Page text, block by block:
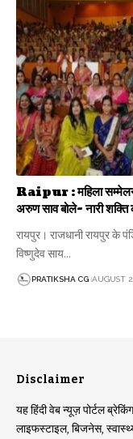
Raipur : महिला सम्मेलन
अरुण साव बोले- नारी शक्ति
रायपुर। राजधानी रायपुर के
विष्णुदेव साय…
PRATIKSHA CG AUGUST
Disclaimer
यह हिंदी वेब न्यूज़ पोर्टल
लाइफस्टाइल, बिजनेस,